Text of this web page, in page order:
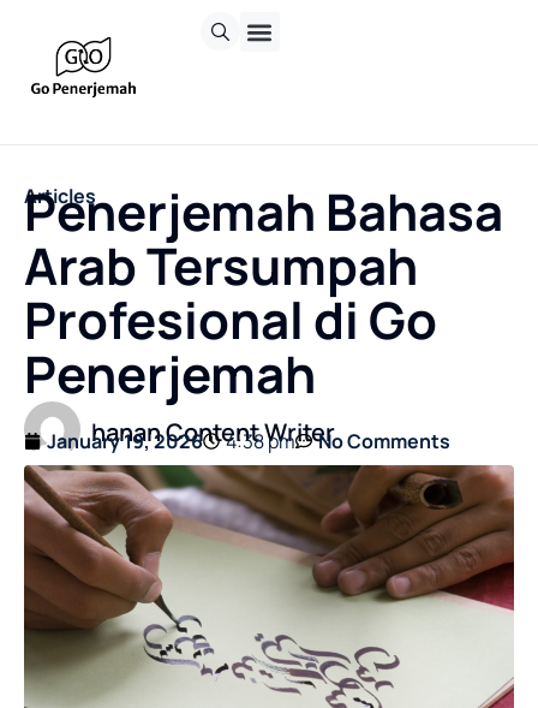
Articles
Penerjemah Bahasa
Arab Tersumpah
Profesional di Go
Penerjemah
hanan Content Writer
January 19, 2026 4:38 pm No Comments